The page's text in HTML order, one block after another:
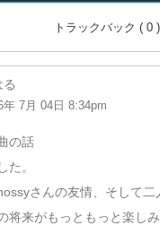
トラックバック ( 0 )
る
年 7月 04日 8:34pm
の話
た。
さんの友情、そして二
将来がもっともっと楽しみ